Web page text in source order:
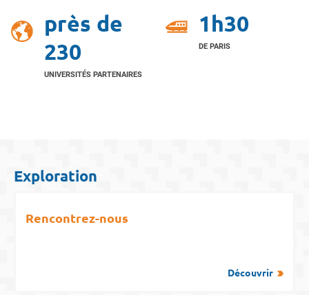
près de
230
UNIVERSITÉS PARTENAIRES
1h30
DE PARIS
Exploration
Rencontrez-nous
Découvrir